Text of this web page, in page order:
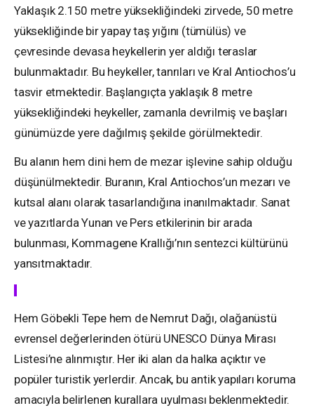
Yaklaşık 2.150 metre yüksekliğindeki zirvede, 50 metre
yüksekliğinde bir yapay taş yığını (tümülüs) ve
çevresinde devasa heykellerin yer aldığı teraslar
bulunmaktadır. Bu heykeller, tanrıları ve Kral Antiochos’u
tasvir etmektedir. Başlangıçta yaklaşık 8 metre
yüksekliğindeki heykeller, zamanla devrilmiş ve başları
günümüzde yere dağılmış şekilde görülmektedir.
Bu alanın hem dini hem de mezar işlevine sahip olduğu
düşünülmektedir. Buranın, Kral Antiochos’un mezarı ve
kutsal alanı olarak tasarlandığına inanılmaktadır. Sanat
ve yazıtlarda Yunan ve Pers etkilerinin bir arada
bulunması, Kommagene Krallığı’nın sentezci kültürünü
yansıtmaktadır.
Hem Göbekli Tepe hem de Nemrut Dağı, olağanüstü
evrensel değerlerinden ötürü UNESCO Dünya Mirası
Listesi’ne alınmıştır. Her iki alan da halka açıktır ve
popüler turistik yerlerdir. Ancak, bu antik yapıları koruma
amacıyla belirlenen kurallara uyulması beklenmektedir.